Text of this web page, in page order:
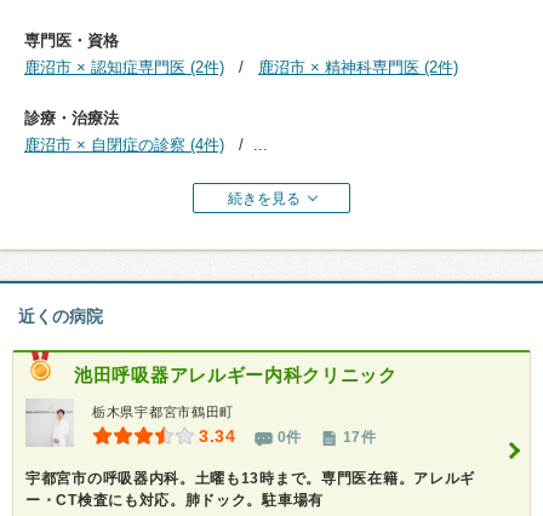
専門医・資格
鹿沼市 × 認知症専門医 (2件)
鹿沼市 × 精神科専門医 (2件)
診療・治療法
鹿沼市 × 自閉症の診察 (4件)
...
続きを見る
近くの病院
池田呼吸器アレルギー内科クリニック
栃木県宇都宮市鶴田町
3.34 0件 17件
宇都宮市の呼吸器内科。土曜も13時まで。専門医在籍。アレルギ
ー・CT検査にも対応。肺ドック。駐車場有